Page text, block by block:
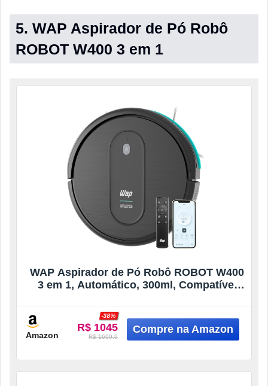
5. WAP Aspirador de Pó Robô
ROBOT W400 3 em 1
WAP Aspirador de Pó Robô ROBOT W400
3 em 1, Automático, 300ml, Compatível
Amazon
R$ 1045
-38%
R$ 1699.9